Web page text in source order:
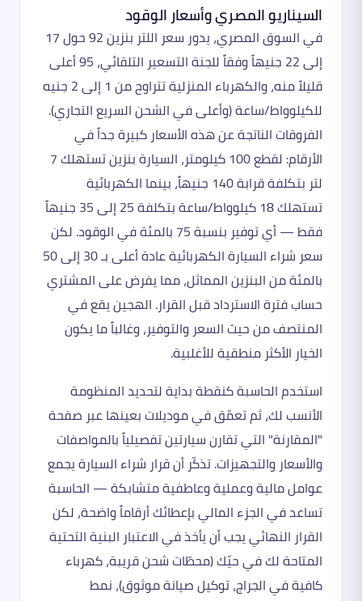
السيناريو المصري وأسعار الوقود
في السوق المصري، يدور سعر اللتر بنزين 92 حول 17
إلى 22 جنيهاً وفقاً للجنة التسعير التلقائي، 95 أعلى
قليلاً منه، والكهرباء المنزلية تتراوح من 1 إلى 2 جنيه
للكيلوواط/ساعة (وأعلى في الشحن السريع التجاري).
الفروقات الناتجة عن هذه الأسعار كبيرة جداً في
الأرقام: لقطع 100 كيلومتر، السيارة بنزين تستهلك 7
لتر بتكلفة قرابة 140 جنيهاً، بينما الكهربائية
تستهلك 18 كيلوواط/ساعة بتكلفة 25 إلى 35 جنيهاً
فقط — أي توفير بنسبة 75 بالمئة في الوقود. لكن
سعر شراء السيارة الكهربائية عادة أعلى بـ 30 إلى 50
بالمئة من البنزين المماثل، مما يفرض على المشتري
حساب فترة الاسترداد قبل القرار. الهجين يقع في
المنتصف من حيث السعر والتوفير، وغالباً ما يكون
الخيار الأكثر منطقية للأغلبية.
استخدم الحاسبة كنقطة بداية لتحديد المنظومة
الأنسب لك، ثم تعمّق في موديلات بعينها عبر صفحة
"المقارنة" التي تقارن سيارتين تفصيلياً بالمواصفات
والأسعار والتجهيزات. تذكّر أن قرار شراء السيارة يجمع
عوامل مالية وعملية وعاطفية متشابكة — الحاسبة
تساعد في الجزء المالي بإعطائك أرقاماً واضحة، لكن
القرار النهائي يجب أن يأخذ في الاعتبار البنية التحتية
المتاحة لك في حيّك (محطّات شحن قريبة، كهرباء
كافية في الجراج، توكيل صيانة موثوق)، نمط